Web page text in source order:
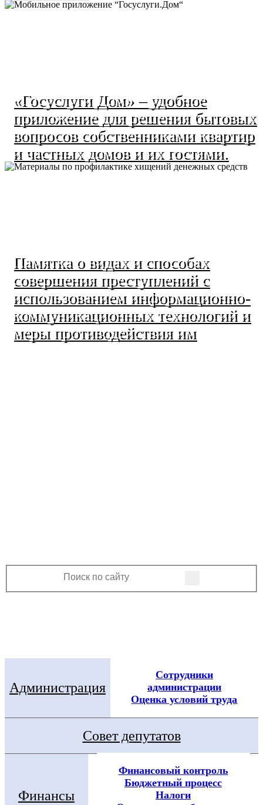
«Госуслуги Дом» – удобное
приложение для решения бытовых
вопросов собственниками квартир
и частных домов и их гостями.
Памятка о видах и способах
совершения преступлений с
использованием информационно-
коммуникационных технологий и
меры противодействия им
Администрация
Сотрудники
администрации
Оценка условий труда
Совет депутатов
Финансы
Финансовый контроль
Бюджетный процесс
Налоги